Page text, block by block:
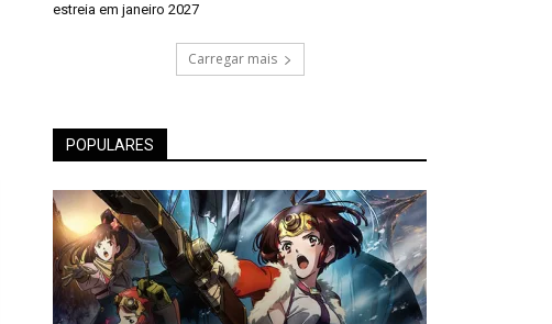
estreia em janeiro 2027
Carregar mais
POPULARES